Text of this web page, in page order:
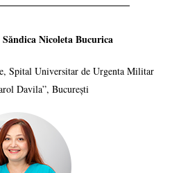
Nicoleta Bucurica
Spital Universitar de Urgenta Militar
Davila”, București